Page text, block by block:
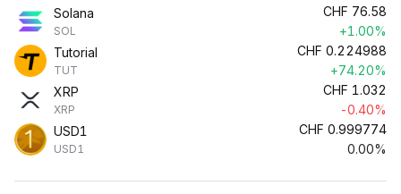
Solana
SOL
CHF 76.58
+1.00%
Tutorial
TUT
CHF 0.224988
+74.20%
XRP
XRP
CHF 1.032
-0.40%
USD1
USD1
CHF 0.999774
0.00%